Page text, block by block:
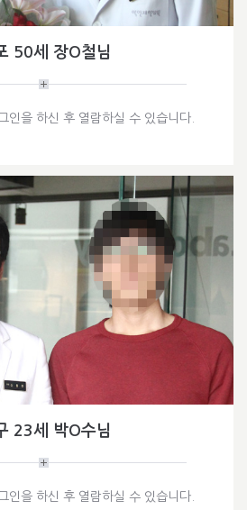
50세 장O철님
인을 하신 후 열람하실 수 있습니다.
23세 박O수님
인을 하신 후 열람하실 수 있습니다.